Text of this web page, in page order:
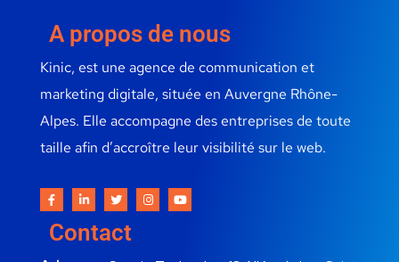
A propos de nous
Kinic, est une agence de communication et
marketing digitale, située en Auvergne Rhône-
Alpes. Elle accompagne des entreprises de toute
taille afin d’accroître leur visibilité sur le web.
Contact